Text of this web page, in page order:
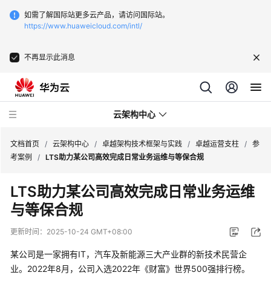
如需了解国际站更多云产品，请访问国际站。
https://www.huaweicloud.com/intl/
不再显示此消息
云架构中心
越
架
技
术
框
架
文档首页 / 云架构中心 / 卓越架构技术框架与实践 / 卓越运营支柱 / 参
考案例
/ LTS助力某公司高效完成日常业务运维与等保合规
LTS助力某公司高效完成日常业务运维
与等保合规
更新时间： 2025-10-24 GMT+08:00
某公司是一家拥有IT，汽车及新能源三大产业群的新技术民营企
业。2022年8月，公司入选2022年《财富》世界500强排行榜。